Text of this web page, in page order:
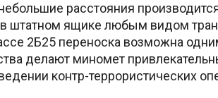
расстояния
штатном ящике любым видом
2Б25 переноска возможна
делают миномет
контр-террористических